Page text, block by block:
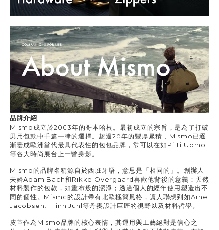
品牌介紹
Mismo成立於2003年的哥本哈根。最初成立的宗旨，是為了打破
男用包款中千篇一律的選擇。超過20年的豐厚累積， Mismo已逐
漸變成歐洲當代最具代表性的包包品牌，常可以在如Pitti Uomo
等各大時尚展台上一瞥身影。
Mismo的品牌名稱源自於西班牙語，意思是「相同的」。創辦人
夫婦Adam Bach和Rikke Overgaard喜歡他背後的意義：天然
材料製作的包款，如畫布般的潔淨；透過個人的經年使用塑造出不
同的個性。 Mismo的設計帶有北歐極簡風格，讓人聯想到如Arne
Jacobsen、 Finn Juhl等丹麥設計巨匠的視野以及材料哲學。
皮革作為Mismo品牌的核心表情，其運用與工藝絕對是信心之